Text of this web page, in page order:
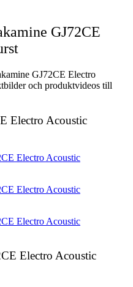
GJ72CE
GJ72CE Electro
och produktvideos till
Electro Acoustic
Electro Acoustic